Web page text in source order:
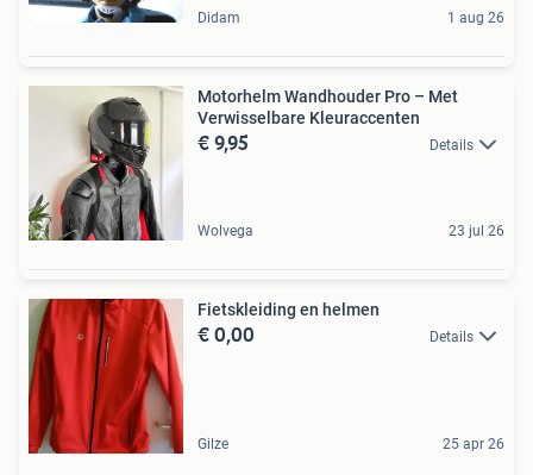
Didam 1 aug 26
Motorhelm Wandhouder Pro – Met
Verwisselbare Kleuraccenten
€ 9,95 Details
Wolvega 23 jul 26
Fietskleiding en helmen
€ 0,00 Details
Gilze 25 apr 26